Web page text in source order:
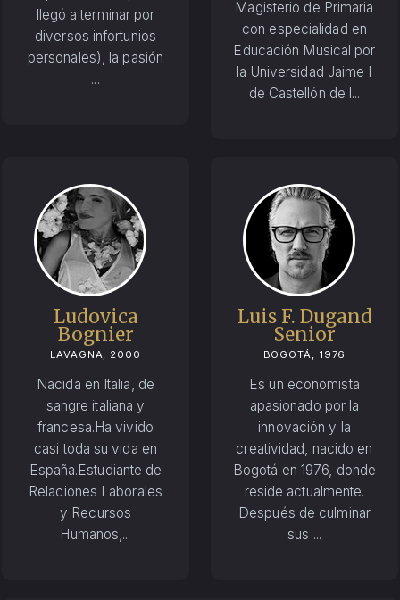
llegó a terminar por
diversos infortunios
personales), la pasión
...
Magisterio de Primaria
con especialidad en
Educación Musical por
la Universidad Jaime I
de Castellón de l...
Ludovica
Bognier
LAVAGNA, 2000
Nacida en Italia, de
sangre italiana y
francesa.Ha vivido
casi toda su vida en
España.Estudiante de
Relaciones Laborales
y Recursos
Humanos,...
Luis F. Dugand
Senior
BOGOTÁ, 1976
Es un economista
apasionado por la
innovación y la
creatividad, nacido en
Bogotá en 1976, donde
reside actualmente.
Después de culminar
sus ...